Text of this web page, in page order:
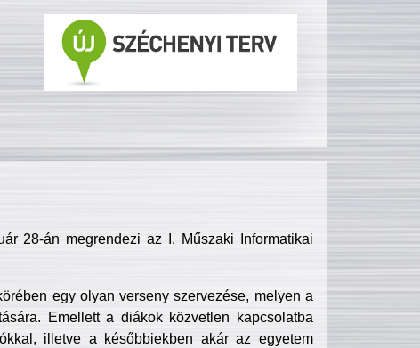
28-án megrendezi az I. Műszaki Informatikai
egy olyan verseny szervezése, melyen a
Emellett a diákok közvetlen kapcsolatba
illetve a későbbiekben akár az egyetem